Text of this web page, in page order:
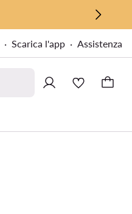
Scarica l'app Assistenza